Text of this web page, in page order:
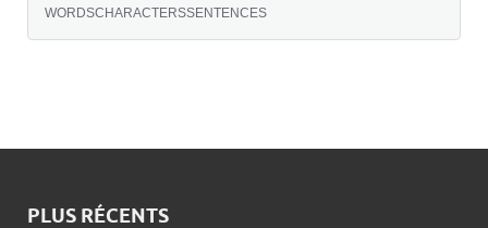
WORDSCHARACTERSSENTENCES
PLUS RÉCENTS